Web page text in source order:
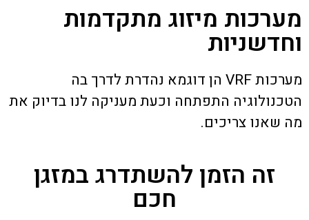
מערכות מיזוג מתקדמות
וחדשניות
מערכות VRF הן דוגמא נהדרת לדרך בה
הטכנולוגיה התפתחה וכעת מעניקה לנו בדיוק את
מה שאנו צריכים.
זה הזמן להשתדרג במזגן
חכם